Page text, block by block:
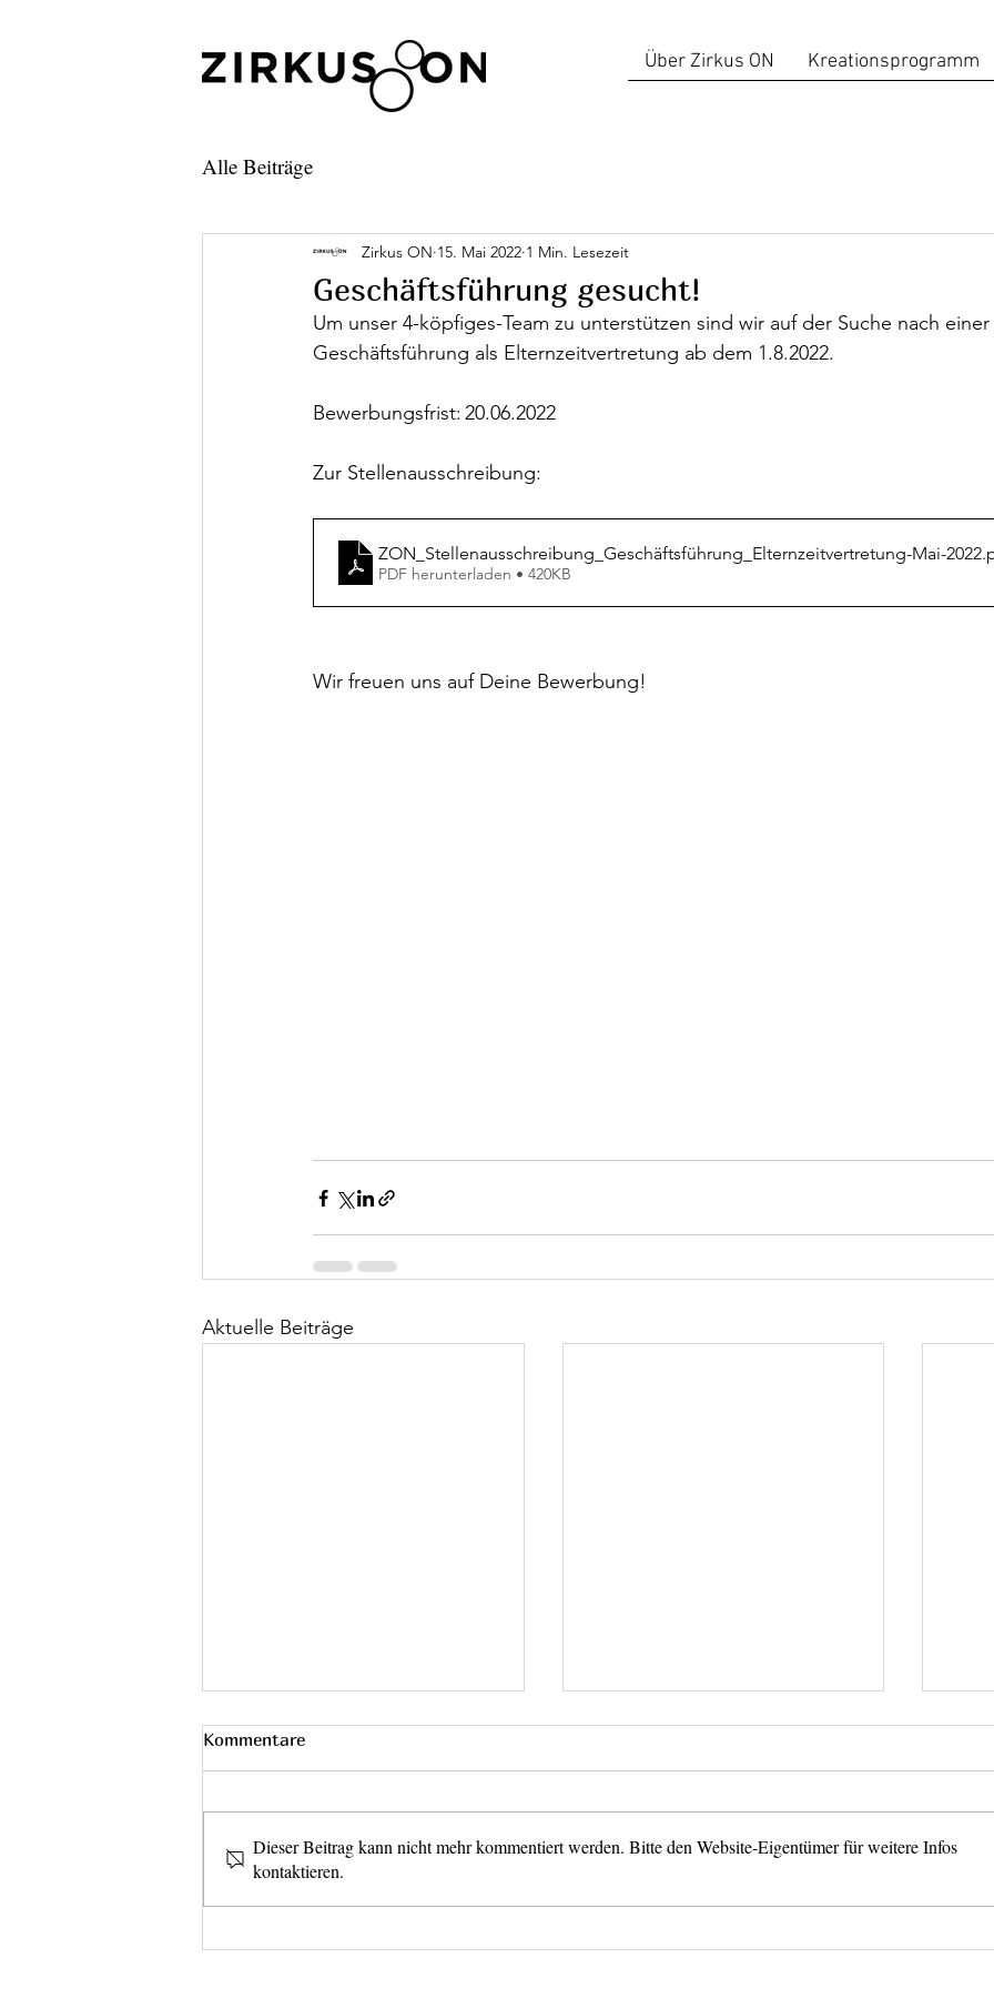
Über Zirkus ON Kreationsprogramm
Alle Beiträge
Geschäftsführung gesucht!
Zirkus ON 15. Mai 2022 1 Min. Lesezeit
Um unser 4-köpfiges-Team zu unterstützen sind wir auf der Suche nach einer
Geschäftsführung als Elternzeitvertretung ab dem 1.8.2022.
Bewerbungsfrist: 20.06.2022
Zur Stellenausschreibung:
ZON_Stellenausschreibung_Geschäftsführung_Elternzeitvertretung-Mai-2022
PDF herunterladen • 420KB
Wir freuen uns auf Deine Bewerbung!
Aktuelle Beiträge
Discover the 3 selected
Circus Loops projects!
projects are: Spilling the Body by
Aylish Bik and Rhea Slootweg
(NL) A Practical Guide to Being a
Ramirez / Guayabo
𝐎𝐍𝐋𝐈𝐍𝐄 𝐈𝐍𝐅𝐎𝐑𝐌𝐀𝐓𝐈𝐎𝐍
Kommentare
Dieser Beitrag kann nicht mehr kommentiert werden. Bitte den Website-Eigentümer für weitere Infos
kontaktieren.